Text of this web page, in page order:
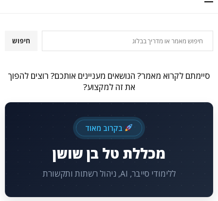
חיפוש
סיימתם לקרוא מאמר? הנושאים מעניינים אותכם? רוצים להפוך
את זה למקצוע?
בקרוב מאוד
מכללת טל בן שושן
ללימודי סייבר, AI, ניהול רשתות ותקשורת